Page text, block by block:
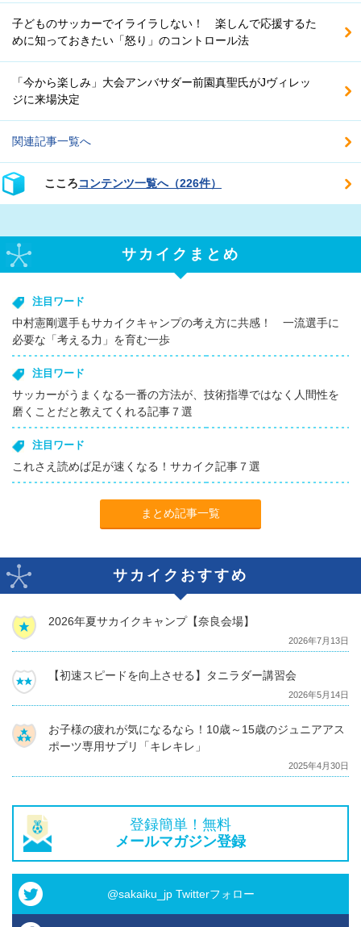
子どものサッカーでイライラしない！ 楽しんで応援するた
めに知っておきたい「怒り」のコントロール法
「今から楽しみ」大会アンバサダー前園真聖氏がJヴィレッ
ジに来場決定
関連記事一覧へ
こころコンテンツ一覧へ（226件）
サカイクまとめ
注目ワード
中村憲剛選手もサカイクキャンプの考え方に共感！ 一流選手に
必要な「考える力」を育む一歩
注目ワード
サッカーがうまくなる一番の方法が、技術指導ではなく人間性を
磨くことだと教えてくれる記事７選
注目ワード
これさえ読めば足が速くなる！サカイク記事７選
まとめ記事一覧
サカイクおすすめ
2026年夏サカイクキャンプ【奈良会場】
2026年7月13日
【初速スピードを向上させる】タニラダー講習会
2026年5月14日
お子様の疲れが気になるなら！10歳～15歳のジュニアアス
ポーツ専用サプリ「キレキレ」
2025年4月30日
登録簡単！無料
メールマガジン登録
@sakaiku_jp Twitterフォロー